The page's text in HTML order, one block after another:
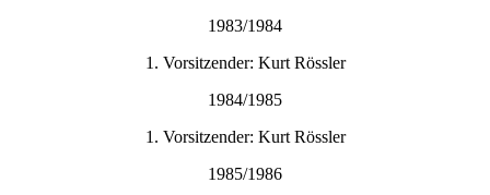
1983/1984
1. Vorsitzender: Kurt Rössler
1984/1985
1. Vorsitzender: Kurt Rössler
1985/1986